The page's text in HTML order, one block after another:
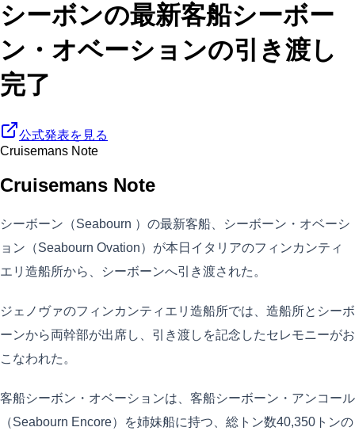
シーボンの最新客船シーボー
ン・オベーションの引き渡し
完了
公式発表を見る
Cruisemans Note
Cruisemans Note
シーボーン（Seabourn ）の最新客船、シーボーン・オベーシ
ョン（Seabourn Ovation）が本日イタリアのフィンカンティ
エリ造船所から、シーボーンへ引き渡された。
ジェノヴァのフィンカンティエリ造船所では、造船所とシーボ
ーンから両幹部が出席し、引き渡しを記念したセレモニーがお
こなわれた。
客船シーボン・オベーションは、客船シーボーン・アンコール
（Seabourn Encore）を姉妹船に持つ、総トン数40,350トンの